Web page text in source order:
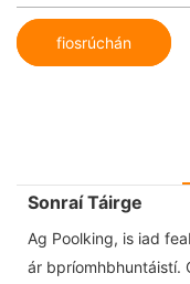
fiosrúchán
Sonraí Táirge
Ag Poolking, is iad
ár bpríomhbhuntáistí.